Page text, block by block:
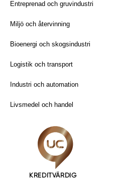
Entreprenad och gruvindustri
Miljö och återvinning
Bioenergi och skogsindustri
Logistik och transport
Industri och automation
Livsmedel och handel